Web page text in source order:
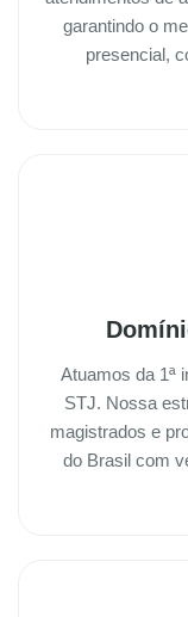
garantindo o
presencial,
Atuamos da 1ª
STJ. Nossa
magistrados e
do Brasil com